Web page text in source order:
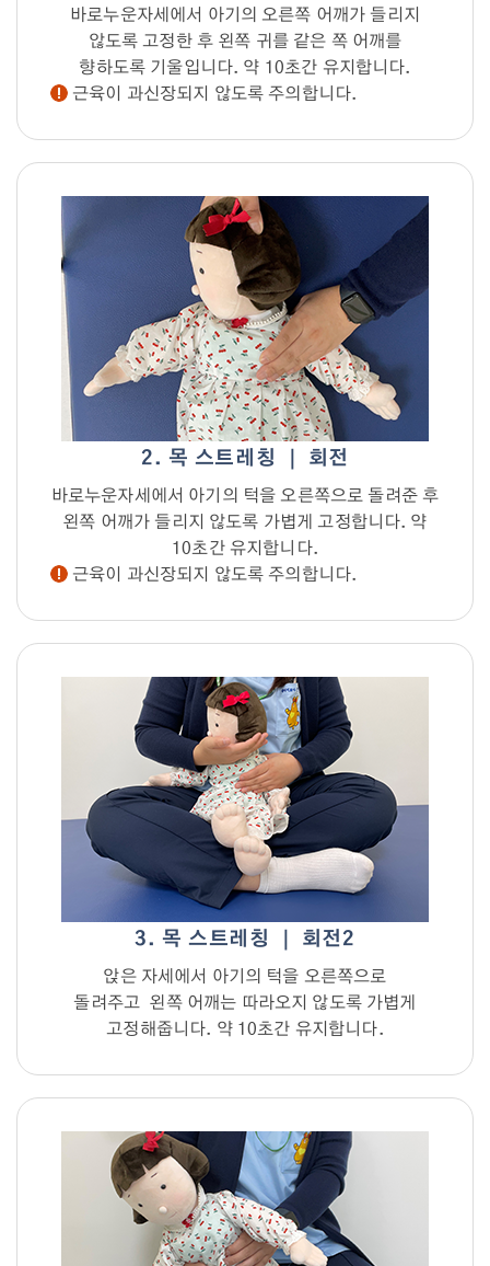
바로누운자세에서 아기의 오른쪽 어깨가 들리지
않도록 고정한 후 왼쪽 귀를 같은 쪽 어깨를
향하도록 기울입니다. 약 10초간 유지합니다.
근육이 과신장되지 않도록 주의합니다.
2. 목 스트레칭 ｜ 회전
바로누운자세에서 아기의 턱을 오른쪽으로 돌려준 후
왼쪽 어깨가 들리지 않도록 가볍게 고정합니다. 약
10초간 유지합니다.
근육이 과신장되지 않도록 주의합니다.
3. 목 스트레칭 ｜ 회전2
앉은 자세에서 아기의 턱을 오른쪽으로
돌려주고 왼쪽 어깨는 따라오지 않도록 가볍게
고정해줍니다. 약 10초간 유지합니다.